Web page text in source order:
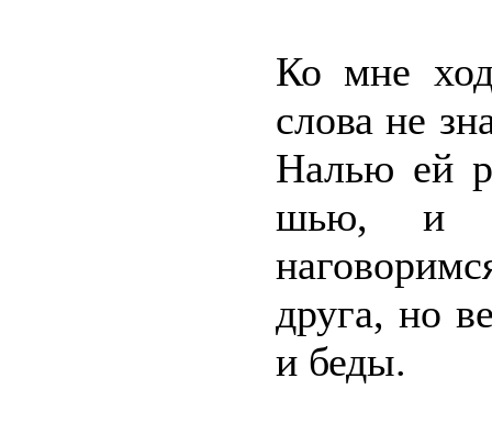
Ко мне
слова не
Налью ей
шью, и
друга, но
и беды.